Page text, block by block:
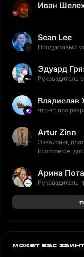
Иван
Sean Lee
Продуктовый
Эдуард
Руководитель
Владислав
что-то про
Artur Zinn
Эквайринг,
Ecommerce,
Арина
Руководитель
может вас